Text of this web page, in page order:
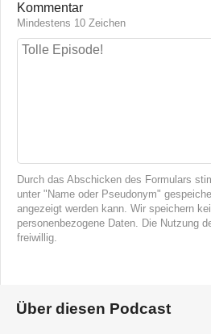
Kommentar
Mindestens 10 Zeichen
Durch das Abschicken des Formulars
unter "Name oder Pseudonym"
angezeigt werden kann. Wir speichern
personenbezogene Daten. Die Nutzung
freiwillig.
Über diesen Podcast